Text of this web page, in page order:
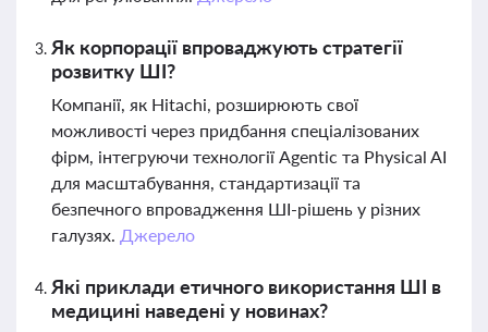
Як корпорації впроваджують стратегії
розвитку ШІ?
Компанії, як Hitachi, розширюють свої
можливості через придбання спеціалізованих
фірм, інтегруючи технології Agentic та Physical AI
для масштабування, стандартизації та
безпечного впровадження ШІ-рішень у різних
галузях. Джерело
Які приклади етичного використання ШІ в
медицині наведені у новинах?